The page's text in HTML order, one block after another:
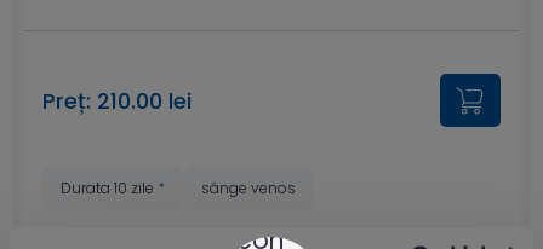
Preț: 210.00 lei
Durata 10 zile * sânge venos